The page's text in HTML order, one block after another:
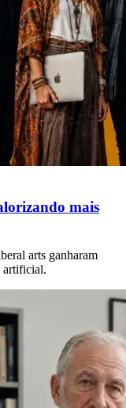
mais
arts ganharam
artificial.